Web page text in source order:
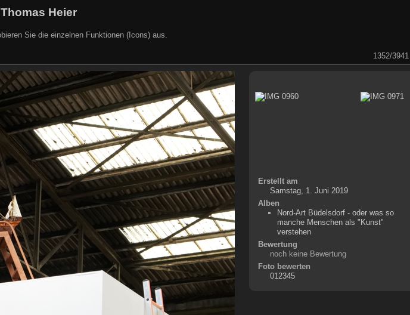
Heier
Sie die einzelnen Funktionen (Icons) aus.
1352/3941
Erstellt am
Samstag, 1. Juni 2019
Alben
Nord-Art Büdelsdorf - oder was so
manche Menschen als "Kunst"
verstehen
Bewertung
noch keine Bewertung
Foto bewerten